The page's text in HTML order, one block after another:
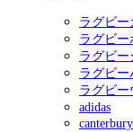
ラグビー
ラグビー
ラグビー
ラグビー
ラグビー
adidas
canterbury